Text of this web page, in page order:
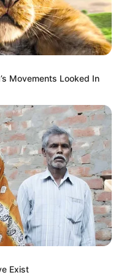
Movements Looked In
Exist